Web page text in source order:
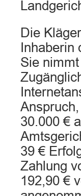
Die
Sie
30.000 €
39 €
Zahlung
192,90 €